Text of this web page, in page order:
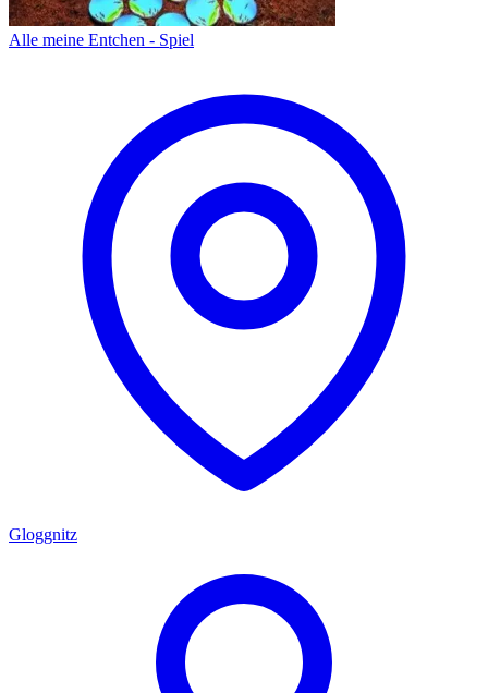
Alle meine Entchen - Spiel
Gloggnitz